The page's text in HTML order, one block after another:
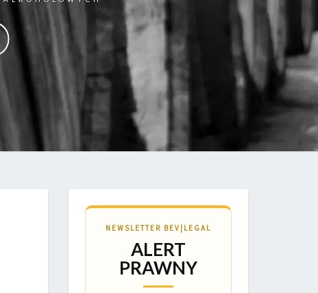
NEWSLETTER BEV|LEGAL
ALERT
PRAWNY